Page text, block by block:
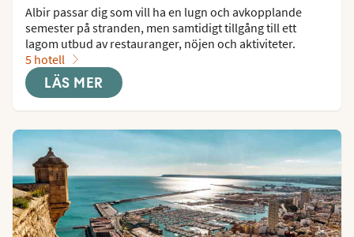
Albir passar dig som vill ha en lugn och avkopplande
semester på stranden, men samtidigt tillgång till ett
lagom utbud av restauranger, nöjen och aktiviteter.
5 hotell
LÄS MER